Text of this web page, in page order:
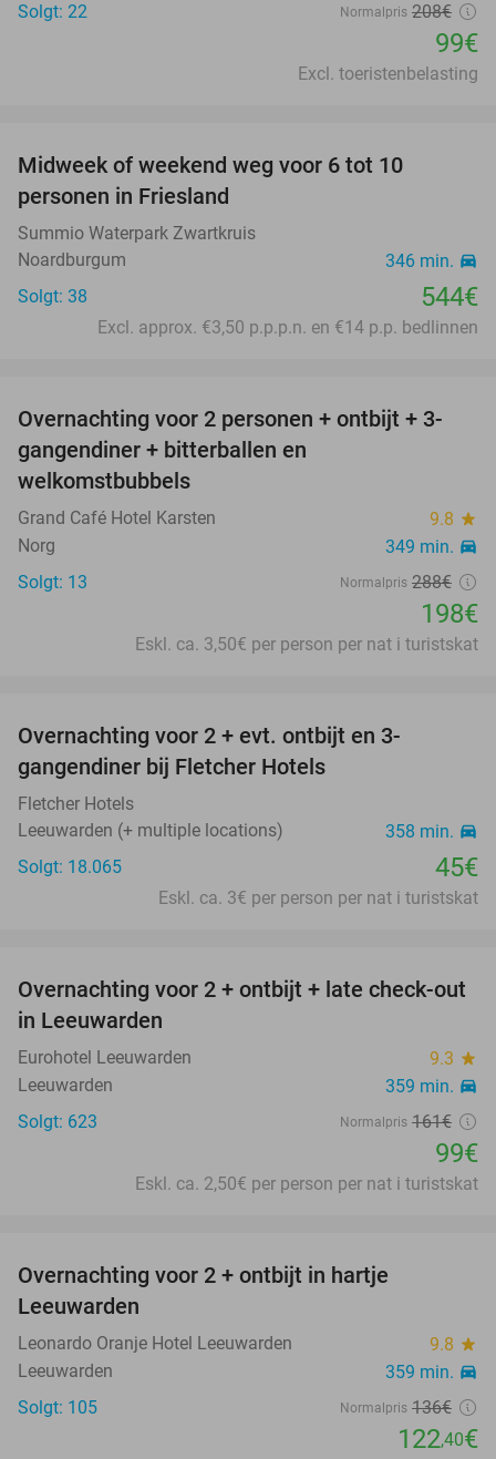
Solgt: 22 Normalpris 208€
99€
Excl. toeristenbelasting
Midweek of weekend weg voor 6 tot 10
personen in Friesland
Summio Waterpark Zwartkruis
Noardburgum
346 min. directions_car
Solgt: 38 544€
Excl. approx. €3,50 p.p.p.n. en €14 p.p. bedlinnen
31%
Overnachting voor 2 personen + ontbijt + 3-
gangendiner + bitterballen en
welkomstbubbels
Grand Café Hotel Karsten 9.8 star
Norg 349 min. directions_car
Solgt: 13 Normalpris 288€
198€
Eskl. ca. 3,50€ per person per nat i turistskat
Overnachting voor 2 + evt. ontbijt en 3-
gangendiner bij Fletcher Hotels
Fletcher Hotels
Leeuwarden (+ multiple locations)
358 min. directions_car
Solgt: 18.065 45€
Eskl. ca. 3€ per person per nat i turistskat
39%
Overnachting voor 2 + ontbijt + late check-out
in Leeuwarden
Eurohotel Leeuwarden 9.3 star
Leeuwarden 359 min. directions_car
Solgt: 623 Normalpris 161€
99€
Eskl. ca. 2,50€ per person per nat i turistskat
Overnachting voor 2 + ontbijt in hartje
Leeuwarden
Leonardo Oranje Hotel Leeuwarden 9.8 star
Leeuwarden 359 min. directions_car
Solgt: 105 Normalpris 136€
122,40€